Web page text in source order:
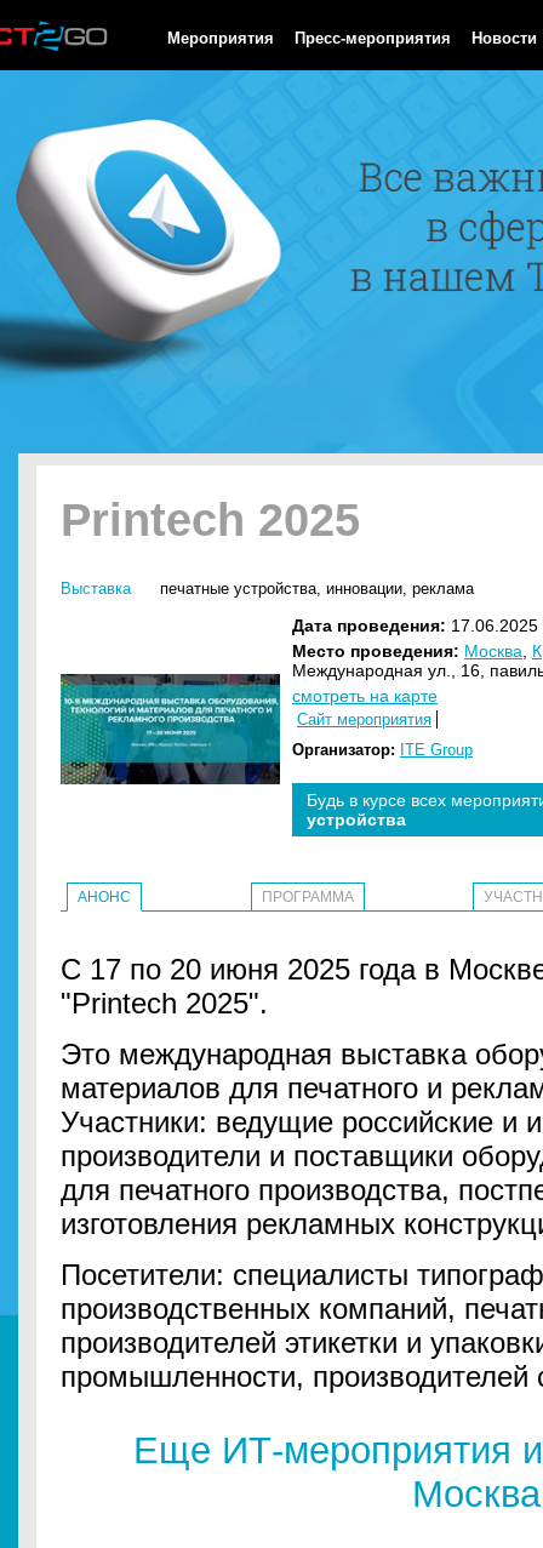
Мероприятия Пресс-мероприятия Новости
Printech 2025
Выставка печатные устройства, инновации, реклама
Дата проведения:
Место проведения: Москва
Международная ул., 16,
смотреть на карте
Сайт мероприятия
Организатор: ITE Group
Будь в курсе всех
устройства
АНОНС ПРОГРАММА
С 17 по 20 июня 2025 года в
"Printech 2025".
Это международная выставка
материалов для печатного и
Участники: ведущие российские и
производители и поставщики
для печатного производства,
изготовления рекламных
Посетители: специалисты
производственных компаний,
производителей этикетки и
промышленности, производителей
Еще ИТ-мероприятия
Москва